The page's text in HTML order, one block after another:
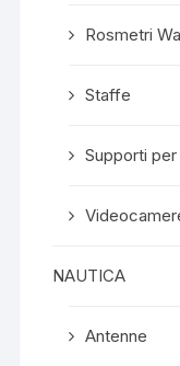
Rosmetri
Staffe
Supporti
NAUTICA
Antenne